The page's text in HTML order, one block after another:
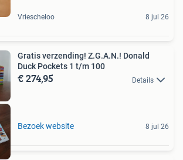
Vriescheloo 8 jul 26
Gratis verzending! Z.G.A.N.! Donald
Duck Pockets 1 t/m 100
€ 274,95 Details
Bezoek website 8 jul 26